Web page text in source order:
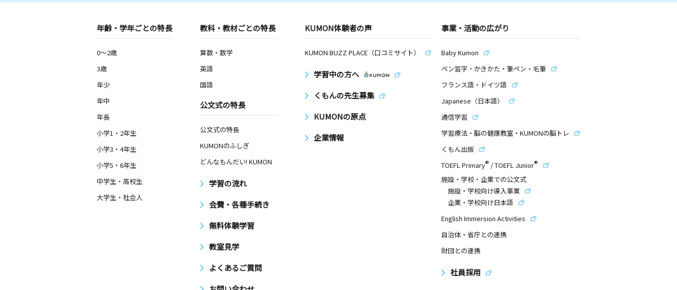
年齢・学年ごとの特長
0～2歳
3歳
年少
年中
年長
小学1・2年生
小学3・4年生
小学5・6年生
中学生・高校生
大学生・社会人
教科・教材ごとの特長
算数・数学
英語
国語
公文式の特長
公文式の特長
KUMONのふしぎ
どんなもんだい! KUMON
学習の流れ
会費・各種手続き
無料体験学習
教室見学
よくあるご質問
KUMON体験者の声
KUMON BUZZ PLACE（口コミサイト）
学習中の方へ
くもんの先生募集
KUMONの原点
企業情報
事業・活動の広がり
Baby Kumon
ペン習字・かきかた・筆ペン・毛筆
フランス語・ドイツ語
Japanese（日本語）
通信学習
学習療法・脳の健康教室・KUMONの脳トレ
くもん出版
TOEFL Primary® /TOEFL Junior®
施設・学校・企業での公文式
施設・学校向け導入事業
企業・学校向け日本語
English Immersion Activities
自治体・省庁との連携
財団との連携
社員採用